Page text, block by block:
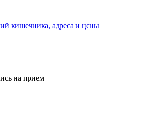
кишечника, адреса и цены
на прием